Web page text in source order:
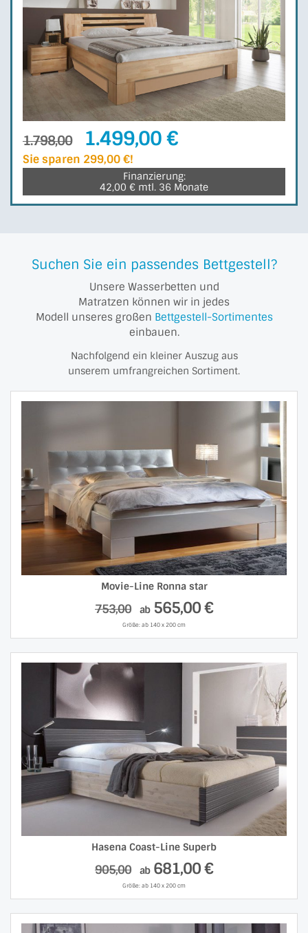
1.798,00 1.499,00 €
Sie sparen 299,00 €!
Finanzierung:
42,00 € mtl. 36 Monate
Suchen Sie ein passendes Bettgestell?
Unsere Wasserbetten und
Matratzen können wir in jedes
Modell unseres großen Bettgestell-Sortimentes
einbauen.
Nachfolgend ein kleiner Auszug aus
unserem umfrangreichen Sortiment.
Movie-Line Ronna star
753,00 ab565,00 €
Größe: ab 140 x 200 cm
Hasena Coast-Line Superb
905,00 ab681,00 €
Größe: ab 140 x 200 cm